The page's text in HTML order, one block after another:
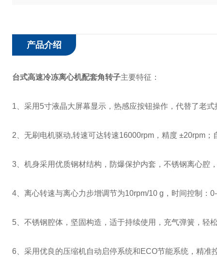
产品介绍
台式高速冷冻离心机配套角转子主要特征：
1、采用5寸液晶大屏幕显示，热感应按钮操作，代替了老
2、无刷电机驱动,转速可达转速16000rpm，精度 ±20rpm
3、机身采用优质钢材结构，防爆保护内套，不锈钢离心腔
4、离心转速与离心力步增调节为10rpm/10 g，时间控制：
5、不锈钢腔体，坚固构造，适于持续使用，充气弹簧，轻
6、采用优良的压缩机自动启停系统和ECO节能系统，精准